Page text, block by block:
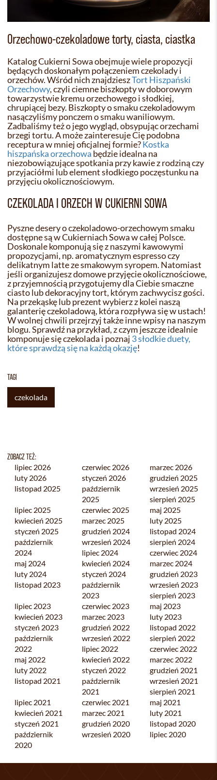
Orzechowo-czekoladowe torty, ciasta, ciastka
Katalog Cukierni Sowa obejmuje wiele propozycji
będących doskonałym połączeniem czekolady i
orzechów. Wśród nich znajdzieszTort Hiszpański
Orzechowy, czyli ciemne biszkopty w doborowym
towarzystwie kremu orzechowego i słodkiej,
chrupiącej bezy. Biszkopty o smaku czekoladowym
nasączyliśmy ponczem o smaku waniliowym.
Zadbaliśmy też o jego wygląd, obsypując orzechami
brzegi tortu. A może zainteresuje Cię podobna
receptura w mniej oficjalnej formie?Kostka
hiszpańska orzechowa będzie idealna na
niezobowiązujące spotkania przy kawie z rodziną czy
przyjaciółmi lub element słodkiego poczęstunku na
przyjęciu okolicznościowym.
CZEKOLADA I ORZECH W CUKIERNI SOWA
Pyszne desery o czekoladowo-orzechowym smaku
dostępne są w Cukierniach Sowa w całej Polsce.
Doskonale komponują się z naszymi kawowymi
propozycjami, np. aromatycznym espresso czy
delikatnym latte ze smakowym syropem. Natomiast
jeśli organizujesz domowe przyjęcie okolicznościowe,
z przyjemnością przygotujemy dla Ciebie smaczne
ciasto lub dekoracyjny tort, którym zachwycisz gości.
Na przekąskę lub prezent wybierz z kolei naszą
galanterię czekoladową, która rozpływa się w ustach!
W wolnej chwili przejrzyj także inne wpisy na naszym
blogu. Sprawdź na przykład, z czym jeszcze idealnie
komponuje się czekolada i poznaj 3 słodkie duety,
które sprawdzą się na każdą okazję!
TAGI
czekolada
ZOBACZ TEŻ:
lipiec 2026 czerwiec 2026
marzec 2026
luty 2026
styczeń 2026
grudzień 2025
listopad 2025
październik
2025
wrzesień 2025
sierpień 2025
lipiec 2025
czerwiec 2025
maj 2025
kwiecień 2025
marzec 2025
luty 2025
styczeń 2025
grudzień 2024
listopad 2024
październik
2024
wrzesień 2024
sierpień 2024
lipiec 2024
czerwiec 2024
maj 2024
kwiecień 2024
marzec 2024
luty 2024
styczeń 2024
grudzień 2023
listopad 2023
październik
2023
wrzesień 2023
sierpień 2023
lipiec 2023
czerwiec 2023
maj 2023
kwiecień 2023
marzec 2023
luty 2023
styczeń 2023
grudzień 2022
listopad 2022
październik
2022
wrzesień 2022
sierpień 2022
lipiec 2022
czerwiec 2022
maj 2022
kwiecień 2022
marzec 2022
luty 2022
styczeń 2022
grudzień 2021
listopad 2021
październik
2021
wrzesień 2021
sierpień 2021
lipiec 2021
czerwiec 2021
maj 2021
kwiecień 2021
marzec 2021
luty 2021
styczeń 2021
grudzień 2020
listopad 2020
październik
2020
wrzesień 2020 lipiec 2020